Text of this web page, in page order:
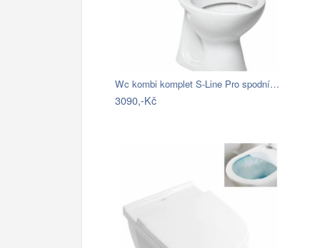
Wc kombi komplet S-Line Pro spodní…
3090,-Kč